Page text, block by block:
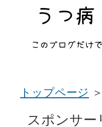
トップページ
スポンサー